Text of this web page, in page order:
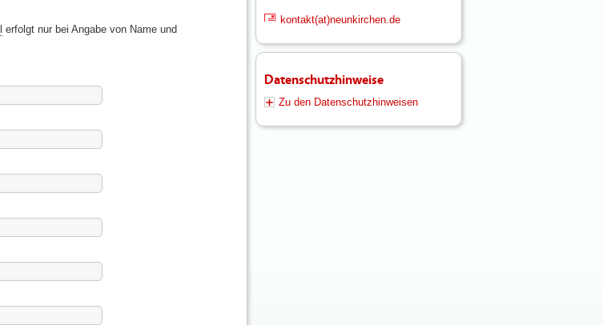
erfolgt nur bei Angabe von Name und
kontakt(at)neunkirchen.de
Datenschutzhinweise
Zu den Datenschutzhinweisen